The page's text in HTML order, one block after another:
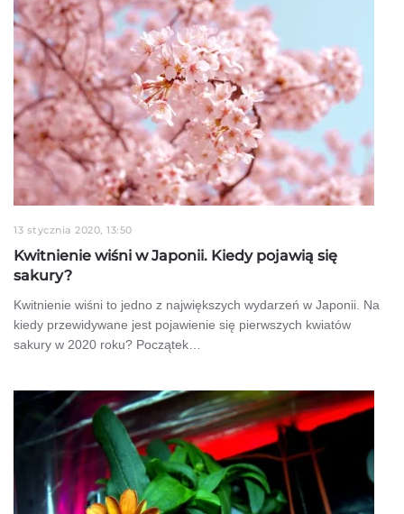
13 stycznia 2020, 13:50
Kwitnienie wiśni w Japonii. Kiedy pojawią się
sakury?
Kwitnienie wiśni to jedno z największych wydarzeń w Japonii. Na
kiedy przewidywane jest pojawienie się pierwszych kwiatów
sakury w 2020 roku? Początek…